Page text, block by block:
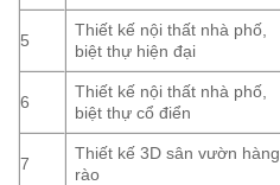
5
Thiết kế nội thất nhà phố,
biệt thự hiện đại
6
Thiết kế nội thất nhà phố,
biệt thự cổ điển
7
Thiết kế 3D sân vườn hàng
rào